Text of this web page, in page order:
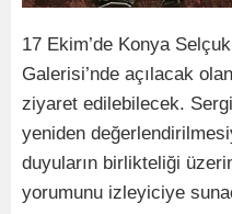
17 Ekim’de Konya
Galerisi’nde açılacak
ziyaret edilebilecek.
yeniden
duyuların birlikteliği
yorumunu izleyiciye